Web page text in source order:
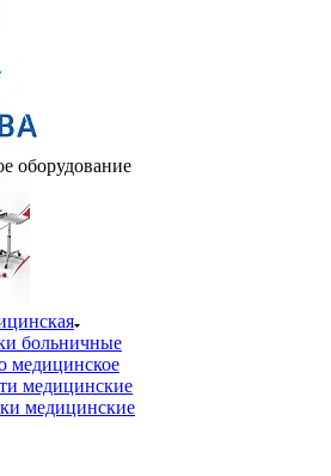
оборудование
больничные
медицинское
медицинские
медицинские